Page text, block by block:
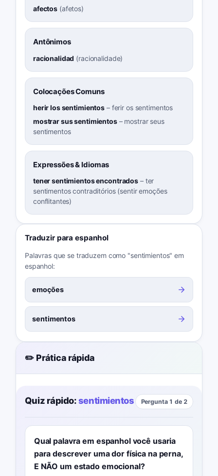
afectos (afetos)
Antônimos
racionalidad (racionalidade)
Colocações Comuns
herir los sentimientos – ferir os sentimentos
mostrar sus sentimientos– mostrar seus
sentimentos
Expressões & Idiomas
tener sentimientos encontrados – ter
sentimentos contraditórios (sentir emoções
conflitantes)
Traduzir para espanhol
Palavras que se traduzem como "sentimientos" em
espanhol:
emoções
sentimentos
✏️ Prática rápida
Quiz rápido:sentimientos Pergunta 1 de 2
Qual palavra em espanhol você usaria
para descrever uma dor física na perna,
E NÃO um estado emocional?